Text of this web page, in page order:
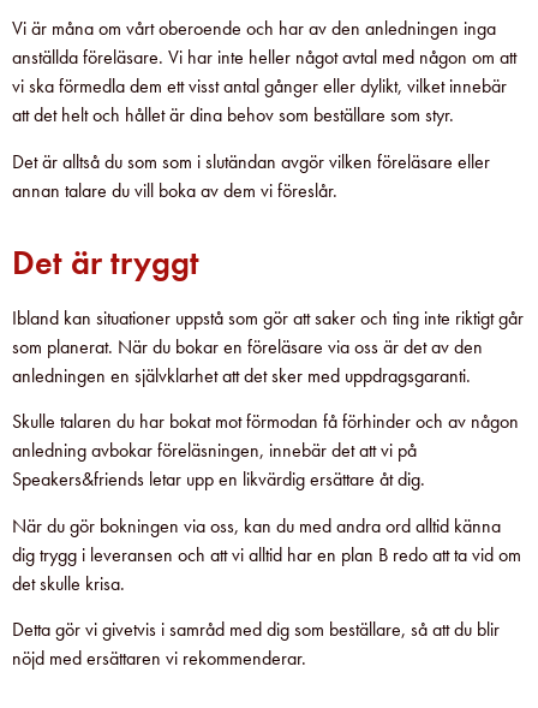
Vi är måna om vårt oberoende och har av den anledningen inga
anställda föreläsare. Vi har inte heller något avtal med någon om att
vi ska förmedla dem ett visst antal gånger eller dylikt, vilket innebär
att det helt och hållet är dina behov som beställare som styr.
Det är alltså du som som i slutändan avgör vilken föreläsare eller
annan talare du vill boka av dem vi föreslår.
Det är tryggt
Ibland kan situationer uppstå som gör att saker och ting inte riktigt går
som planerat. När du bokar en föreläsare via oss är det av den
anledningen en självklarhet att det sker med uppdragsgaranti.
Skulle talaren du har bokat mot förmodan få förhinder och av någon
anledning avbokar föreläsningen, innebär det att vi på
Speakers&friends letar upp en likvärdig ersättare åt dig.
När du gör bokningen via oss, kan du med andra ord alltid känna
dig trygg i leveransen och att vi alltid har en plan B redo att ta vid om
det skulle krisa.
Detta gör vi givetvis i samråd med dig som beställare, så att du blir
nöjd med ersättaren vi rekommenderar.